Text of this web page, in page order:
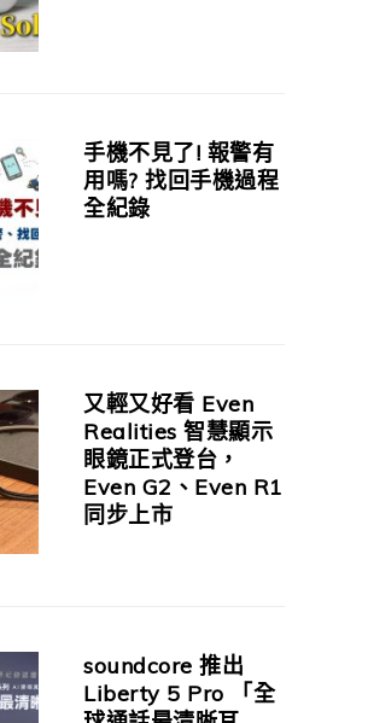
手機不見了! 報警有
用嗎? 找回手機過程
全紀錄
又輕又好看 Even
Realities 智慧顯示
眼鏡正式登台，
Even G2、Even R1
同步上市
soundcore 推出
Liberty 5 Pro 「全